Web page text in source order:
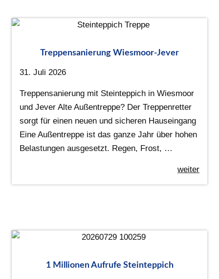
Treppensanierung Wiesmoor-Jever
31. Juli 2026
Treppensanierung mit Steinteppich in Wiesmoor
und Jever Alte Außentreppe? Der Treppenretter
sorgt für einen neuen und sicheren Hauseingang
Eine Außentreppe ist das ganze Jahr über hohen
Belastungen ausgesetzt. Regen, Frost, …
weiter
1 Millionen Aufrufe Steinteppich